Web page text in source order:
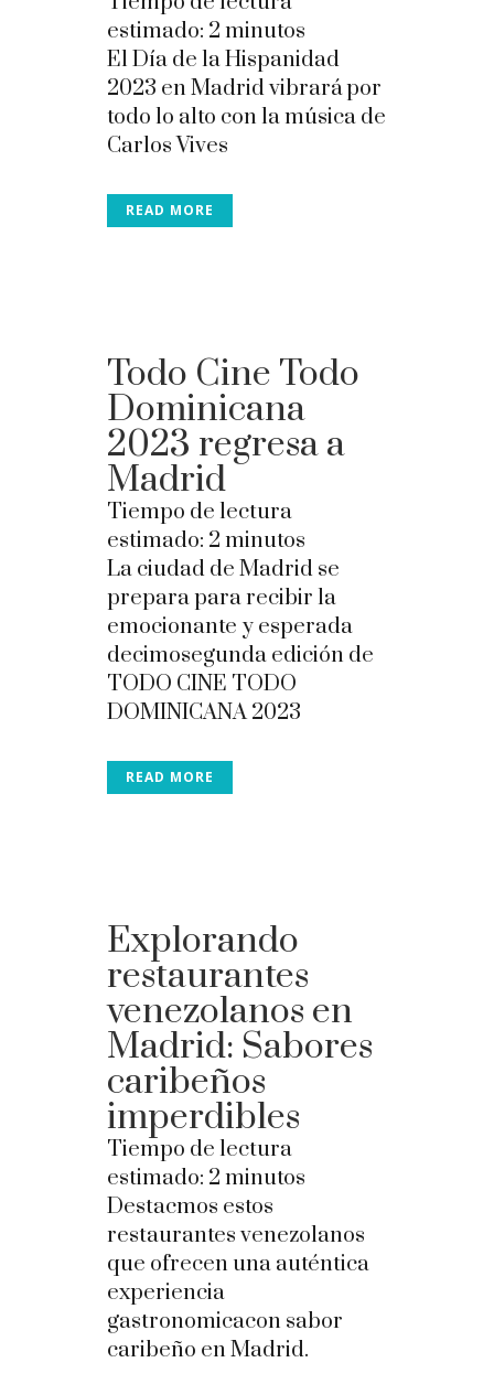
estimado: 2 minutos
El Día de la Hispanidad
2023 en Madrid vibrará por
todo lo alto con la música de
Carlos Vives
READ MORE
Todo Cine Todo
Dominicana
2023 regresa a
Madrid
Tiempo de lectura
estimado: 2 minutos
La ciudad de Madrid se
prepara para recibir la
emocionante y esperada
decimosegunda edición de
TODO CINE TODO
DOMINICANA 2023
READ MORE
Explorando
restaurantes
venezolanos en
Madrid: Sabores
caribeños
imperdibles
Tiempo de lectura
estimado: 2 minutos
Destacmos estos
restaurantes venezolanos
que ofrecen una auténtica
experiencia
gastronomicacon sabor
caribeño en Madrid.